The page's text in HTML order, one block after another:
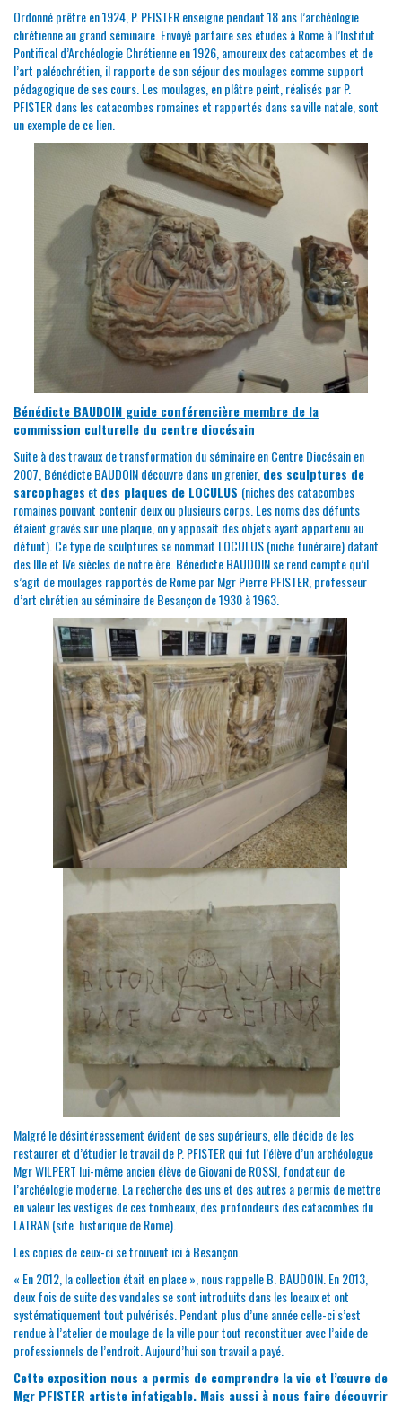
Ordonné prêtre en 1924, P. PFISTER enseigne pendant 18 ans l’archéologie
chrétienne au grand séminaire. Envoyé parfaire ses études à Rome à l’Institut
Pontifical d’Archéologie Chrétienne en 1926, amoureux des catacombes et de
l’art paléochrétien, il rapporte de son séjour des moulages comme support
pédagogique de ses cours. Les moulages, en plâtre peint, réalisés par P.
PFISTER dans les catacombes romaines et rapportés dans sa ville natale, sont
un exemple de ce lien.
Bénédicte BAUDOIN guide conférencière membre de la
commission culturelle du centre diocésain
Suite à des travaux de transformation du séminaire en Centre Diocésain en
2007, Bénédicte BAUDOIN découvre dans un grenier, des sculptures de
sarcophages et des plaques de LOCULUS (niches des catacombes
romaines pouvant contenir deux ou plusieurs corps. Les noms des défunts
étaient gravés sur une plaque, on y apposait des objets ayant appartenu au
défunt). Ce type de sculptures se nommait LOCULUS (niche funéraire) datant
des IIIe et IVe siècles de notre ère. Bénédicte BAUDOIN se rend compte qu’il
s’agit de moulages rapportés de Rome par Mgr Pierre PFISTER, professeur
d’art chrétien au séminaire de Besançon de 1930 à 1963.
Malgré le désintéressement évident de ses supérieurs, elle décide de les
restaurer et d’étudier le travail de P. PFISTER qui fut l’élève d’un archéologue
Mgr WILPERT lui-même ancien élève de Giovani de ROSSI, fondateur de
l’archéologie moderne. La recherche des uns et des autres a permis de mettre
en valeur les vestiges de ces tombeaux, des profondeurs des catacombes du
LATRAN (site historique de Rome).
Les copies de ceux-ci se trouvent ici à Besançon.
« En 2012, la collection était en place », nous rappelle B. BAUDOIN. En 2013,
deux fois de suite des vandales se sont introduits dans les locaux et ont
systématiquement tout pulvérisés. Pendant plus d’une année celle-ci s’est
rendue à l’atelier de moulage de la ville pour tout reconstituer avec l’aide de
professionnels de l’endroit. Aujourd’hui son travail a payé.
Cette exposition nous a permis de comprendre la vie et l’œuvre de
Mgr PFISTER artiste infatigable. Mais aussi à nous faire découvrir